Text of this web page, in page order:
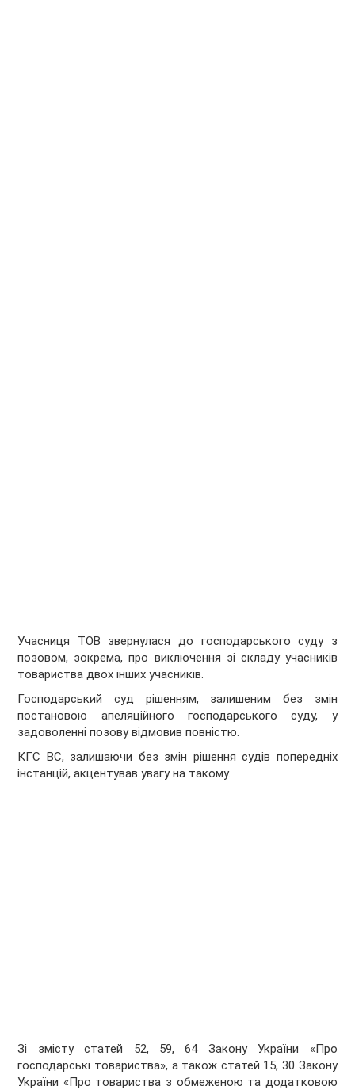
Учасниця ТОВ звернулася до господарського суду з
позовом, зокрема, про виключення зі складу учасників
товариства двох інших учасників.
Господарський суд рішенням, залишеним без змін
постановою апеляційного господарського суду, у
задоволенні позову відмовив повністю.
КГС ВС, залишаючи без змін рішення судів попередніх
інстанцій, акцентував увагу на такому.
Зі змісту статей 52, 59, 64 Закону України «Про
господарські товариства», а також статей 15, 30 Закону
України «Про товариства з обмеженою та додатковою